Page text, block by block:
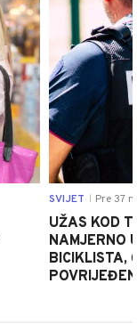
SVIJET Pre 37
UŽAS KOD
NAMJERNO
BICIKLISTA,